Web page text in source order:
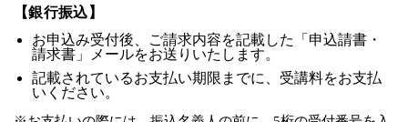
【銀行振込】
お申込み受付後、ご請求内容を記載した「申込請書・
請求書」メールをお送りいたします。
記載されているお支払い期限までに、受講料をお支払
いください。